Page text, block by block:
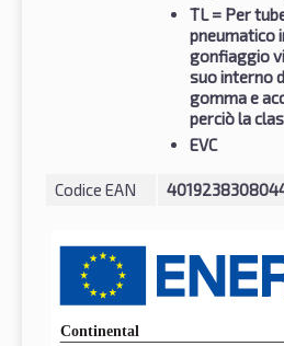
TL= Per
pneumatico
gonfiaggio
suo interno
gomma e
perciò la
EVC
Codice EAN